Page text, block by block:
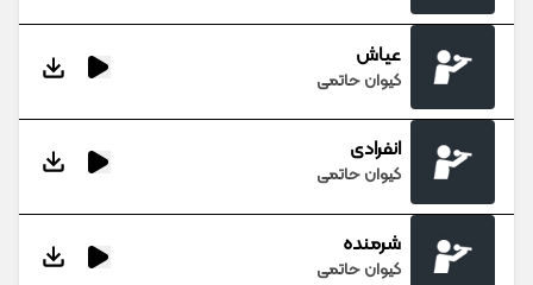
عیاش
کیوان حاتمی
انفرادی
کیوان حاتمی
شرمنده
کیوان حاتمی